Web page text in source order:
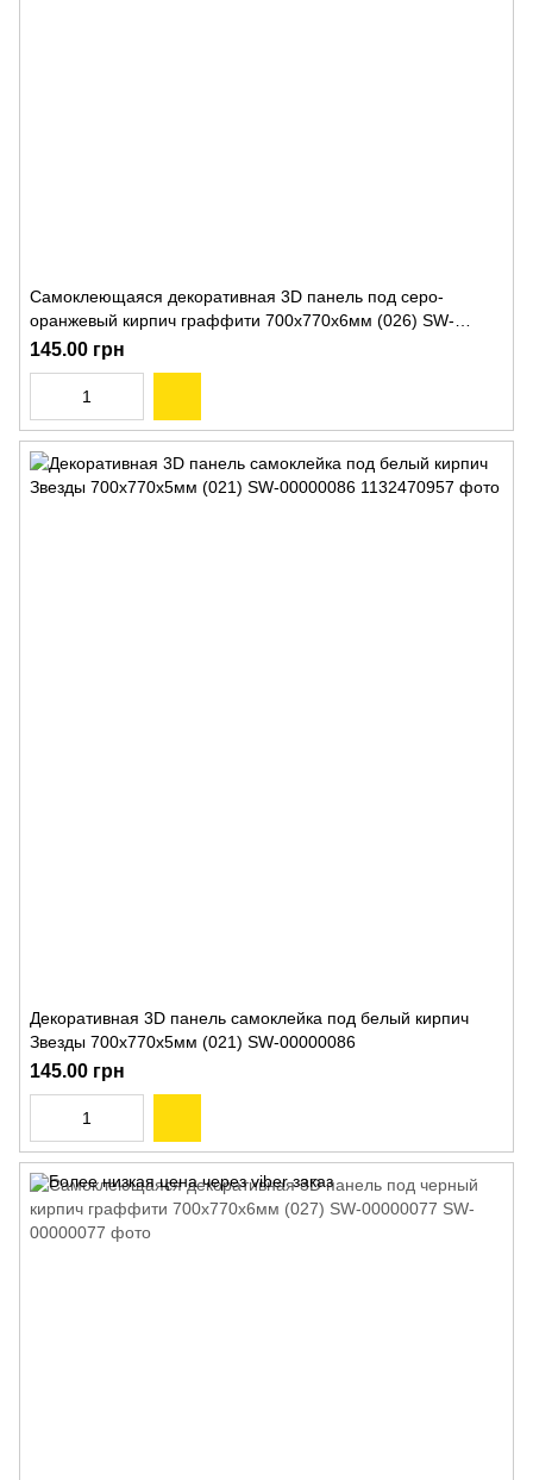
Самоклеющаяся декоративная 3D панель под серо-
оранжевый кирпич граффити 700x770x6мм (026) SW-
00000078
145.00 грн
Декоративная 3D панель самоклейка под белый кирпич
Звезды 700x770x5мм (021) SW-00000086
145.00 грн